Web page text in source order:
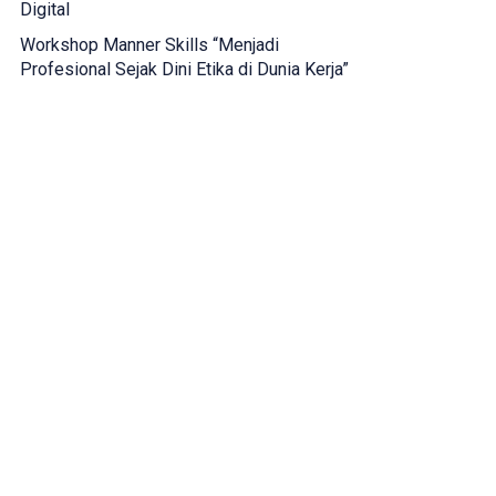
Digital
Workshop Manner Skills “Menjadi
Profesional Sejak Dini Etika di Dunia Kerja”